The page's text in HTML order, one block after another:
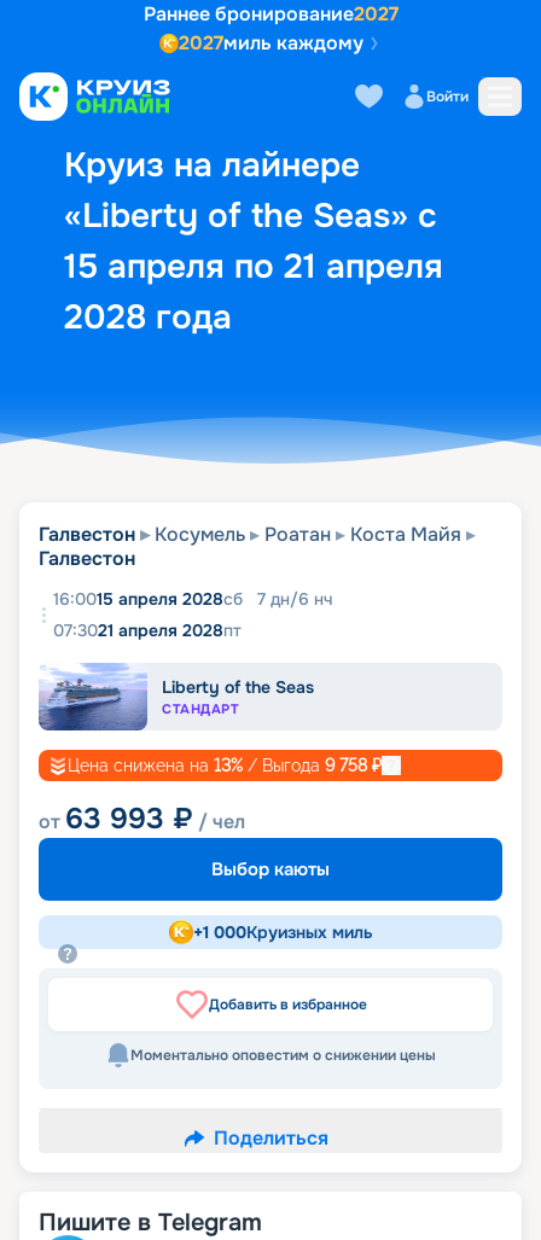
Раннее бронирование2027
2027миль каждому
Войти
Круиз на лайнере
«Liberty of the Seas» с
15 апреля по 21 апреля
2028 года
Выбор кают Маршрут и
Галвестон Косумель Роатан
Коста Майя
Галвестон
16:0015 апреля 2028сб 7 дн/6 нч
07:3021 апреля 2028пт
Liberty of the Seas
СТАНДАРТ
Цена снижена на 13% / Выгода 9 758₽
от 63 993 ₽ / чел
Выбор каюты
+1 000Круизных миль
Добавить в избранное
Моментально оповестим о снижении цены
Поделиться
Пишите в Telegram